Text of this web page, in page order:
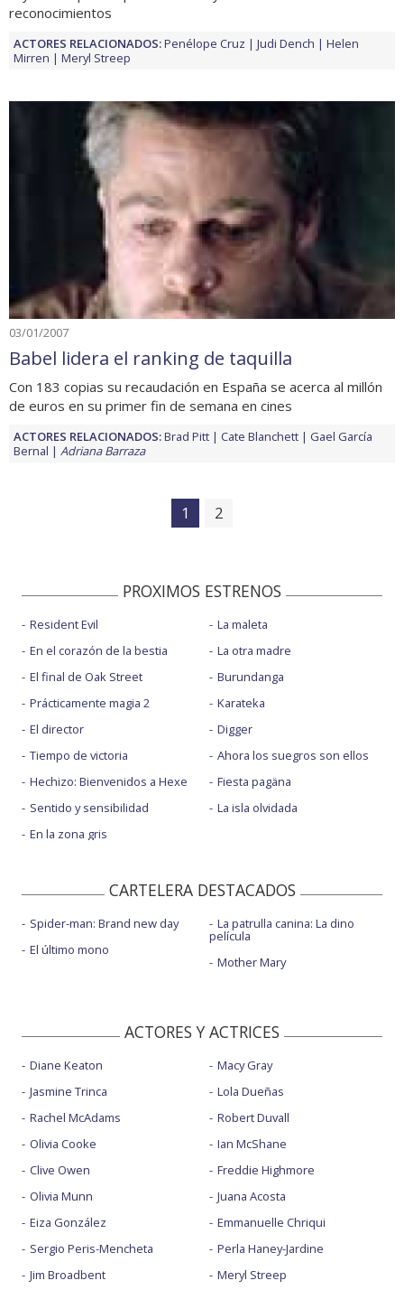
reconocimientos
ACTORES RELACIONADOS:Penélope Cruz Judi Dench
Helen
Mirren
Meryl Streep
03/01/2007
Babel lidera el ranking de taquilla
Con 183 copias su recaudación en España se acerca al millón
de euros en su primer fin de semana en cines
ACTORES RELACIONADOS:Brad Pitt Cate Blanchett
Gael García
Bernal
Adriana Barraza
1 2
PROXIMOS ESTRENOS
Resident Evil
En el corazón de la bestia
El final de Oak Street
Prácticamente magia 2
El director
Tiempo de victoria
Hechizo: Bienvenidos a Hexe
Sentido y sensibilidad
En la zona gris
La maleta
La otra madre
Burundanga
Karateka
Digger
Ahora los suegros son ellos
Fiesta pagäna
La isla olvidada
CARTELERA DESTACADOS
Spider-man: Brand new day
El último mono
La patrulla canina: La dino
película
Mother Mary
ACTORES Y ACTRICES
Diane Keaton
Jasmine Trinca
Rachel McAdams
Olivia Cooke
Clive Owen
Olivia Munn
Eiza González
Sergio Peris-Mencheta
Jim Broadbent
Macy Gray
Lola Dueñas
Robert Duvall
Ian McShane
Freddie Highmore
Juana Acosta
Emmanuelle Chriqui
Perla Haney-Jardine
Meryl Streep